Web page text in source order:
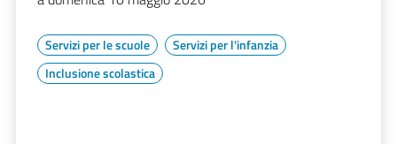
Servizi per le scuole
Servizi per l'infanzia
Inclusione scolastica